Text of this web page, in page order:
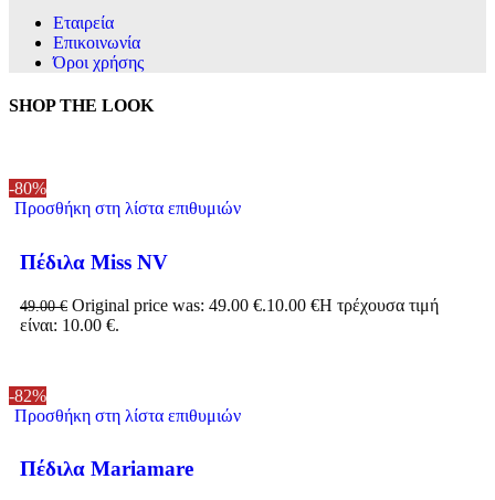
Εταιρεία
Επικοινωνία
Όροι χρήσης
SHOP THE LOOK
-80%
Προσθήκη στη λίστα επιθυμιών
Πέδιλα Miss NV
49.00€ Original price was: 49.00 €.10.00 €Η τρέχουσα τιμή
είναι: 10.00 €.
-82%
Προσθήκη στη λίστα επιθυμιών
Πέδιλα Mariamare